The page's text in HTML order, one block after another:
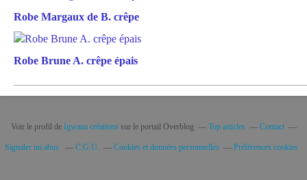
Robe Margaux de B. crêpe
Robe Brune A. crêpe épais
Voir le profil de Igwana créationssur le portail Overblog Top articles Contact
Signaler un abus C.G.U. Cookies et données personnelles Préférences cookies